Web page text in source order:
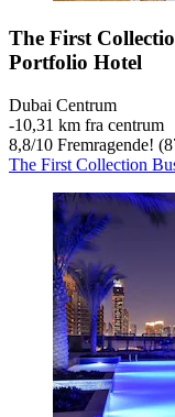
The First
Portfolio Hotel
Dubai Centrum
‐10,31 km fra centrum
8,8/10 Fremragende!
The First Collection